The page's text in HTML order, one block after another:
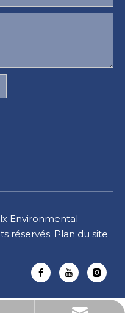
Environmental
réservés. Plan du site